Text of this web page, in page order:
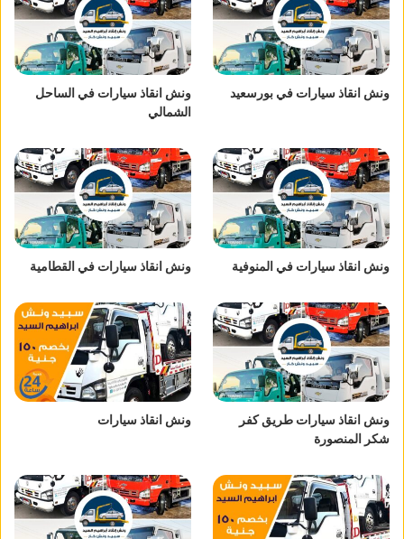
ونش انقاذ سيارات في بورسعيد
ونش انقاذ سيارات في الساحل
الشمالي
ونش انقاذ سيارات في المنوفية ونش انقاذ سيارات في القطامية
ونش انقاذ سيارات طريق كفر
شكر المنصورة
ونش انقاذ سيارات